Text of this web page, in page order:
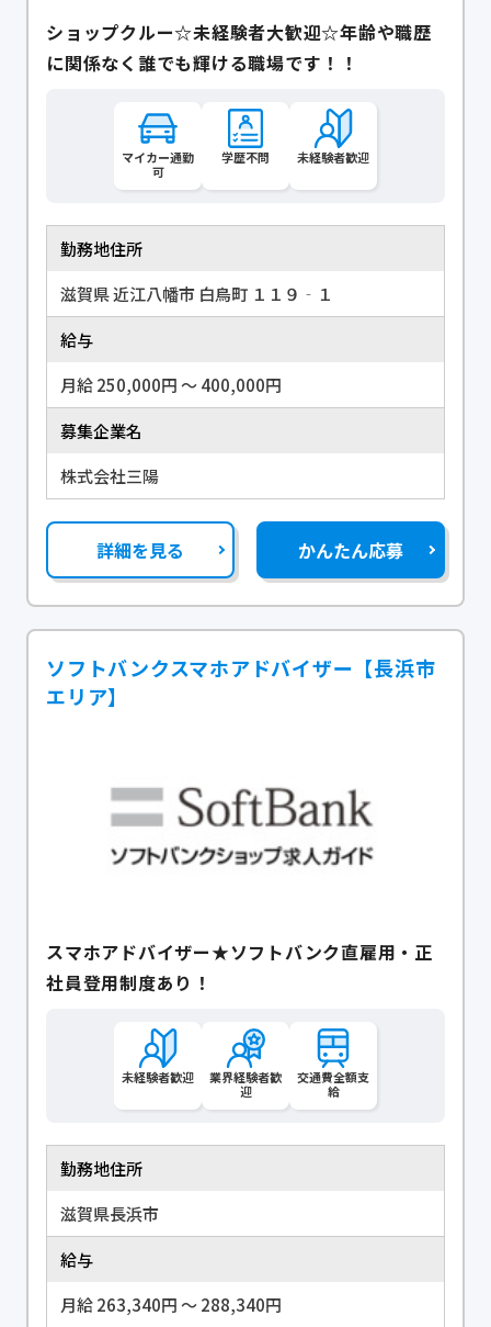
ショップクルー☆未経験者大歓迎☆年齢や職歴
に関係なく誰でも輝ける職場です！！
マイカー通勤
可
学歴不問 未経験者歓迎
勤務地住所
滋賀県 近江八幡市 白鳥町 １１９‐１
給与
月給 250,000円 〜 400,000円
募集企業名
株式会社三陽
詳細を見る かんたん応募
ソフトバンクスマホアドバイザー【長浜市
エリア】
スマホアドバイザー★ソフトバンク直雇用・正
社員登用制度あり！
未経験者歓迎
業界経験者歓
迎
交通費全額支
給
勤務地住所
滋賀県長浜市
給与
月給 263,340円 〜 288,340円